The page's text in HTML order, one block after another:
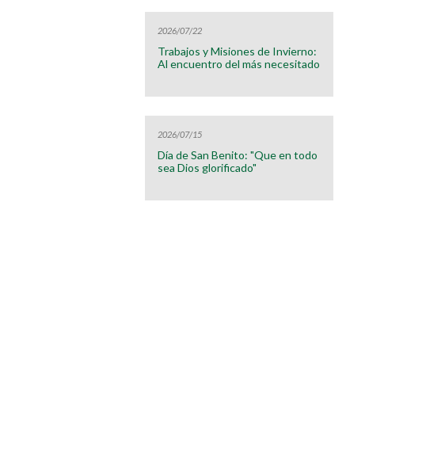
2026/07/22
Trabajos y Misiones de Invierno:
Al encuentro del más necesitado
2026/07/15
Día de San Benito: "Que en todo
sea Dios glorificado"